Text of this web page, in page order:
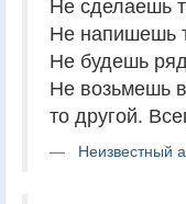
Не напишешь
Не будешь
Не возьмешь
то другой.
Неизвестный